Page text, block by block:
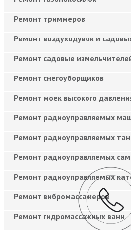
Ремонт триммеров
Ремонт воздуходувок и
Ремонт садовые
Ремонт снегоуборщиков
Ремонт моек высокого
Ремонт радиоуправляемых
Ремонт радиоуправляемых
Ремонт радиоуправляемых
Ремонт радиоуправляемых
Ремонт вибромассажеров
Ремонт гидромассажных ванн